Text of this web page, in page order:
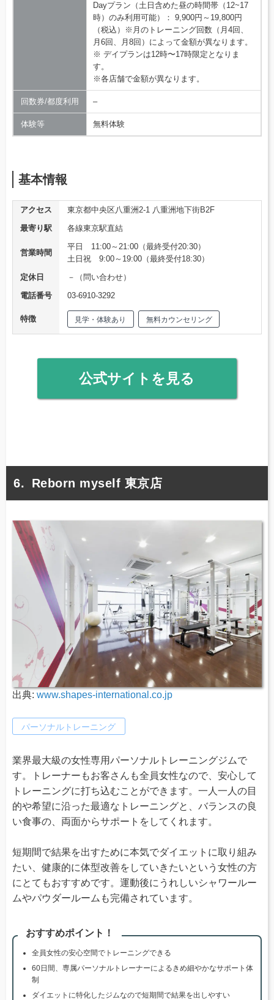
Dayプラン（土日含めた昼の時間帯（12~17
時）のみ利用可能）： 9,900円～19,800円
（税込）※月のトレーニング回数（月4回、
月6回、月8回）によって金額が異なります。
※ デイプランは12時〜17時限定となりま
す。
※各店舗で金額が異なります。
回数券/都度利用 –
体験等 無料体験
基本情報
アクセス
東京都中央区八重洲2-1 八重洲地下街B2F
最寄り駅
各線東京駅直結
営業時間
平日 11:00～21:00（最終受付20:30）
土日祝 9:00～19:00（最終受付18:30）
定休日
－（問い合わせ）
電話番号
03-6910-3292
特徴 見学・体験あり 無料カウンセリング
公式サイトを見る
Reborn myself 東京店
出典: www.shapes-international.co.jp
パーソナルトレーニング
業界最大級の女性専用パーソナルトレーニングジムで
す。トレーナーもお客さんも全員女性なので、安心して
トレーニングに打ち込むことができます。一人一人の目
的や希望に沿った最適なトレーニングと、バランスの良
い食事の、両面からサポートをしてくれます。
短期間で結果を出すために本気でダイエットに取り組み
たい、健康的に体型改善をしていきたいという女性の方
にとてもおすすめです。運動後にうれしいシャワールー
ムやパウダールームも完備されています。
おすすめポイント！
全員女性の安心空間でトレーニングできる
60日間、専属パーソナルトレーナーによるきめ細やかなサポート体
制
ダイエットに特化したジムなので短期間で結果を出しやすい